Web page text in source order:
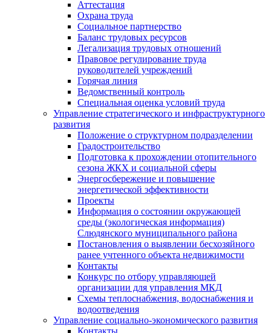
Аттестация
Охрана труда
Социальное партнерство
Баланс трудовых ресурсов
Легализация трудовых отношений
Правовое регулирование труда
руководителей учреждений
Горячая линия
Ведомственный контроль
Специальная оценка условий труда
Управление стратегического и инфраструктурного
развития
Положение о структурном подразделении
Градостроительство
Подготовка к прохождении отопительного
сезона ЖКХ и социальной сферы
Энергосбережение и повышение
энергетической эффективности
Проекты
Информация о состоянии окружающей
среды (экологическая информация)
Слюдянского муниципального района
Постановления о выявлении бесхозяйного
ранее учтенного объекта недвижимости
Контакты
Конкурс по отбору управляющей
организации для управления МКД
Схемы теплоснабжения, водоснабжения и
водоотведения
Управление социально-экономического развития
Контакты